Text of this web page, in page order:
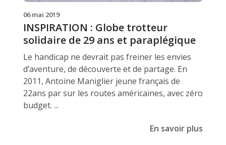
06 mai 2019
INSPIRATION : Globe trotteur
solidaire de 29 ans et paraplégique
Le handicap ne devrait pas freiner les envies
d’aventure, de découverte et de partage. En
2011, Antoine Maniglier jeune français de
22ans par sur les routes américaines, avec zéro
budget. ...
En savoir plus